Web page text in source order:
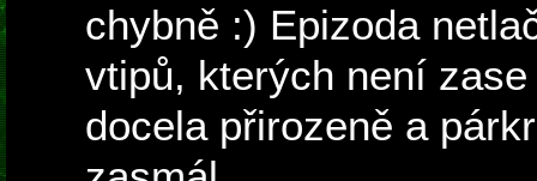
chybně :) Epizoda
vtipů, kterých není
docela přirozeně a